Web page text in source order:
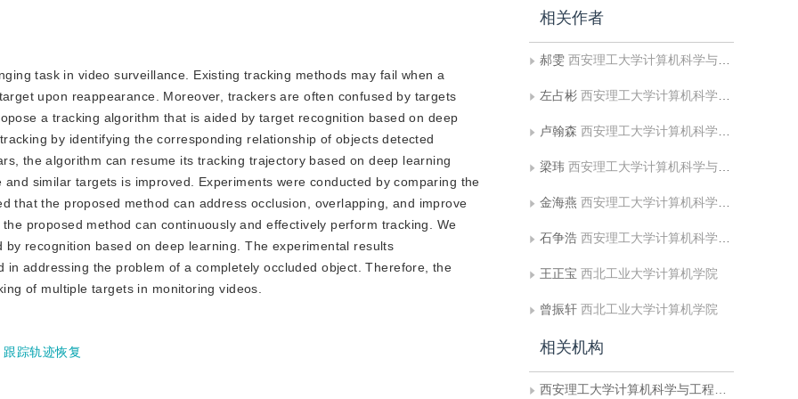
task in video surveillance. Existing tracking methods may fail when a
upon reappearance. Moreover, trackers are often confused by targets
a tracking algorithm that is aided by target recognition based on deep
by identifying the corresponding relationship of objects detected
the algorithm can resume its tracking trajectory based on deep learning
similar targets is improved. Experiments were conducted by comparing the
that the proposed method can address occlusion, overlapping, and improve
proposed method can continuously and effectively perform tracking. We
recognition based on deep learning. The experimental results
addressing the problem of a completely occluded object. Therefore, the
of multiple targets in monitoring videos.
跟踪轨迹恢复
相关作者
郝雯 西安理工大学计算机科学与工程学院;陕西省网络计算与安全技术重点实验室
左占彬 西安理工大学计算机科学与工程学院
卢翰森 西安理工大学计算机科学与工程学院
梁玮 西安理工大学计算机科学与工程学院;陕西省网络计算与安全技术重点实验室
金海燕 西安理工大学计算机科学与工程学院;陕西省网络计算与安全技术重点实验室
石争浩 西安理工大学计算机科学与工程学院;陕西省网络计算与安全技术重点实验室
王正宝 西北工业大学计算机学院
曾振轩 西北工业大学计算机学院
相关机构
西安理工大学计算机科学与工程学院